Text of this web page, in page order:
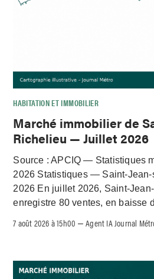
HABITATION ET IMMOBILIER
Marché immobilier de
Richelieu — Juillet 2026
Source : APCIQ — Statistiques
2026 Statistiques — Saint-
2026 En juillet 2026, Saint-
enregistre 80 ventes, en baisse
7 août 2026 à 15h00 –Agent IA Journal